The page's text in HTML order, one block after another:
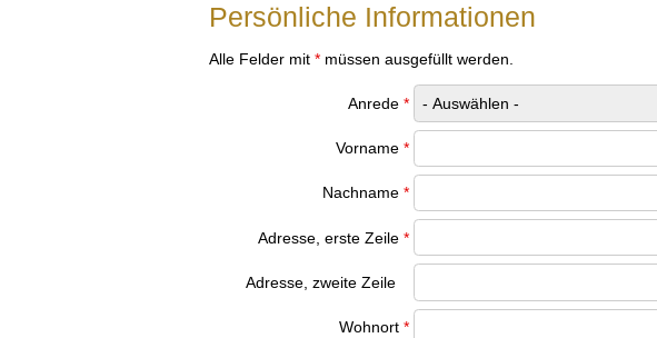
Persönliche Informationen
Alle Felder mit * müssen ausgefüllt werden.
Anrede *
Vorname *
Nachname *
Adresse, erste Zeile *
Adresse, zweite Zeile
Wohnort *